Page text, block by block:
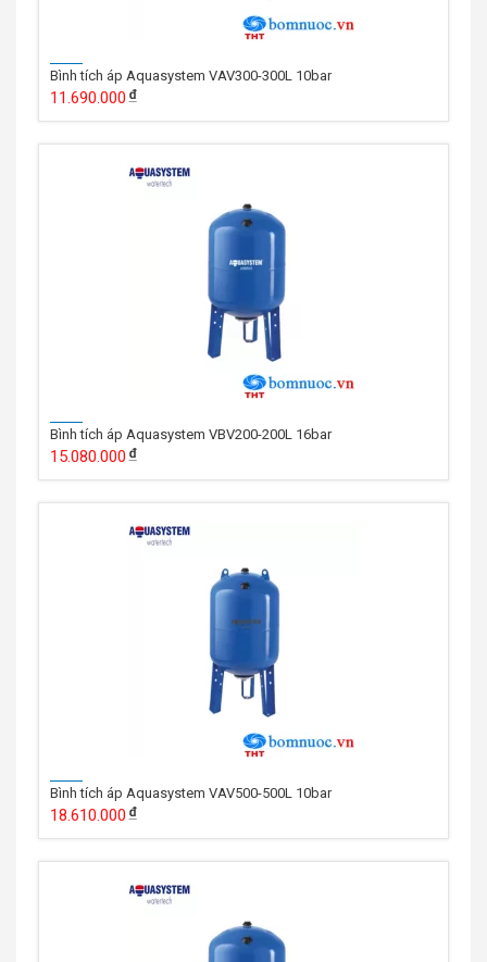
Bình tích áp Aquasystem VAV300-300L 10bar
11.690.000
Bình tích áp Aquasystem VBV200-200L 16bar
15.080.000
Bình tích áp Aquasystem VAV500-500L 10bar
18.610.000